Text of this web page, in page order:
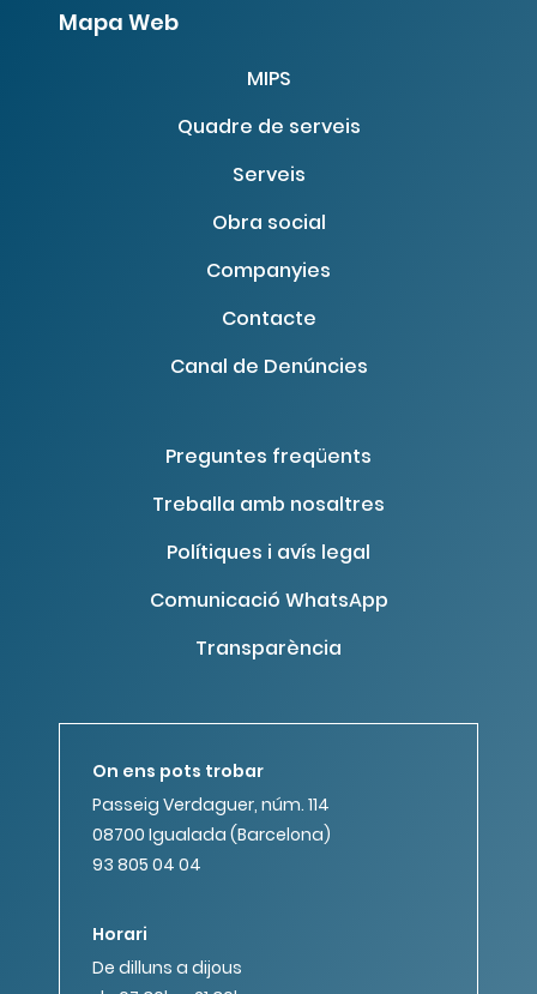
Mapa Web
MIPS
Quadre de serveis
Serveis
Obra social
Companyies
Contacte
Canal de Denúncies
Preguntes freqüents
Treballa amb nosaltres
Polítiques i avís legal
Comunicació WhatsApp
Transparència
On ens pots trobar
Passeig Verdaguer, núm. 114
08700 Igualada (Barcelona)
93 805 04 04
Horari
De dilluns a dijous